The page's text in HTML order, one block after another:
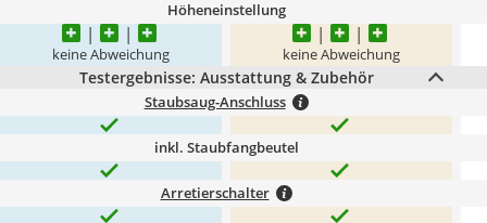
Höheneinstellung
keine Abweichung keine Abweichung
Testergebnisse: Ausstattung & Zubehör
Staubsaug-Anschluss
inkl. Staubfangbeutel
Arretierschalter